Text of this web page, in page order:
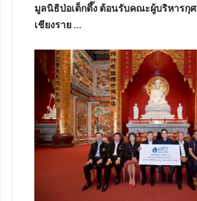
มูลนิธิป่อเต็กตึ๊ง ต้อนรับคณะผู้บริหารกุ
เชียงราย ...